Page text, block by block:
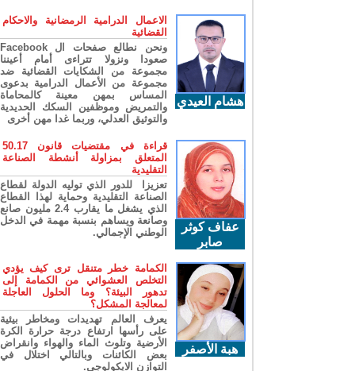
هشام العيدي
الاعمال الدرامية الرمضانية والاحكام
القضائية
ونحن نطالع صفحات ال Facebook
صعودا ونزولا تتراءى أمام أعيننا
مجموعة من الشكايات القضائية ضد
مجموعة من الأعمال الدرامية بدعوى
المساس بمهن معينة كالمحاماة
والتمريض وموظفين السكك الحديدية
والتوثيق العدلي، وربما غدا مهن أخرى
عفاف كوثر
صابر
قراءة في مقتضيات قانون 50.17
المتعلق بمزاولة أنشطة الصناعة
التقليدية
تعزيزا للدور الذي توليه الدولة لقطاع
الصناعة التقليدية وحماية لهذا القطاع
الذي يشغل ما يقارب 2.4 مليون صانع
وصانعة ويساهم بنسبة مهمة في الدخل
الوطني الإجمالي.
هبة الأصفر
الكمامة خطر متنقل ترى كيف يؤدي
التخلص العشوائي من الكمامة إلى
تدهور البيئة؟ وما الحلول العاجلة
لمعالجة المشكل؟
يعرف العالم تهديدات ومخاطر بيئية
على رأسها ارتفاع درجة حرارة الكرة
الأرضية وتلوث الماء والهواء وانقراض
بعض الكائنات وبالتالي اختلال في
التوازن الايكولوجي.